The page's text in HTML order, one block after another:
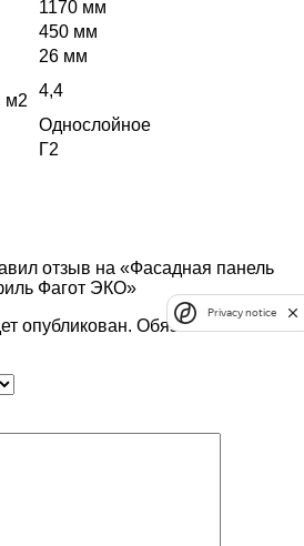
1170 мм
450 мм
26 мм
м2
4,4
Однослойное
Г2
отзыв на «Фасадная панель
Фагот ЭКО»
опубликован. Обязательные поля
Privacy notice